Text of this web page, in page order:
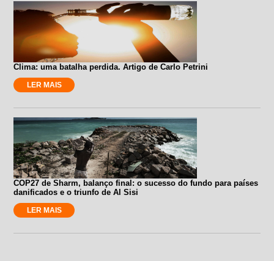
Clima: uma batalha perdida. Artigo de Carlo Petrini
LER MAIS
COP27 de Sharm, balanço final: o sucesso do fundo para países
danificados e o triunfo de Al Sisi
LER MAIS